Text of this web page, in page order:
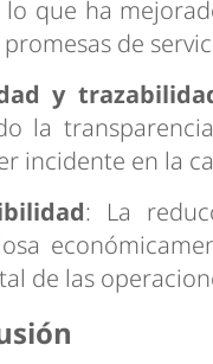
que ha
de
y
la
incidente en la
: La
de las